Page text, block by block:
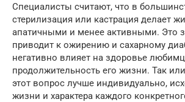
Специалисты считают, что в
стерилизация или кастрация делает
апатичными и менее активными. Это
приводит к ожирению и сахарному
негативно влияет на здоровье
продолжительность его жизни. Так
этот вопрос лучше индивидуально,
жизни и характера каждого